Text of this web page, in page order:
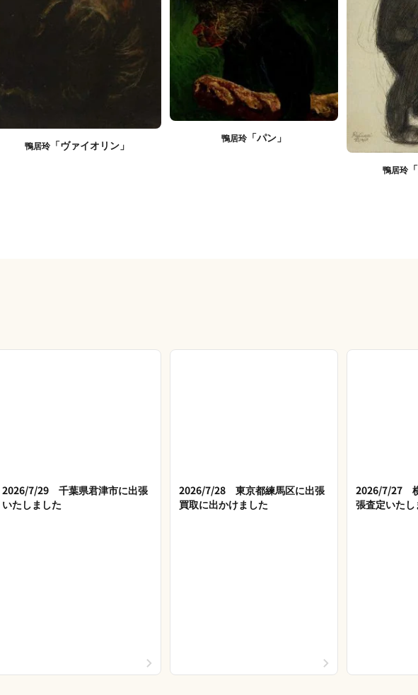
鴨居玲 「ヴァイオリン」
鴨居玲「パン」
鴨居玲
2026/7/29 千葉県君津市に出張
いたしました
2026/7/28 東京都練馬区に出張
買取に出かけました
2026/7/27
張査定いたし